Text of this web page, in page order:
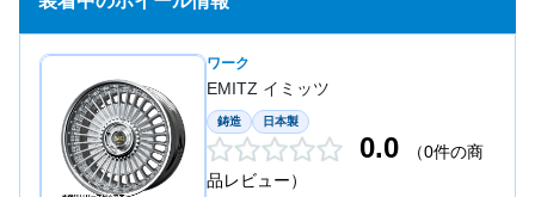
ワーク
EMITZ イミッツ
鋳造 日本製
0.0
（0件の商
品レビュー）